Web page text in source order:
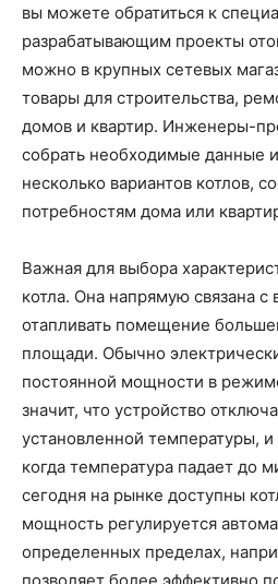
вы можете обратиться к
разрабатывающим проекты
можно в крупных сетевых
товары для строительства,
домов и квартир. Инженеры-
собрать необходимые данные
несколько вариантов котлов,
потребностям дома или
Важная для выбора
котла. Она напрямую связана
отапливать помещение
площади. Обычно
постоянной мощности в
значит, что устройство
установленной температуры, и
когда температура падает до
сегодня на рынке доступны
мощность регулируется
определенных пределах,
позволяет более эффективно